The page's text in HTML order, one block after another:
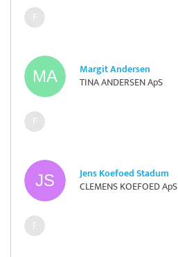
Margit Andersen
TINA ANDERSEN ApS
Jens Koefoed Stadum
CLEMENS KOEFOED ApS